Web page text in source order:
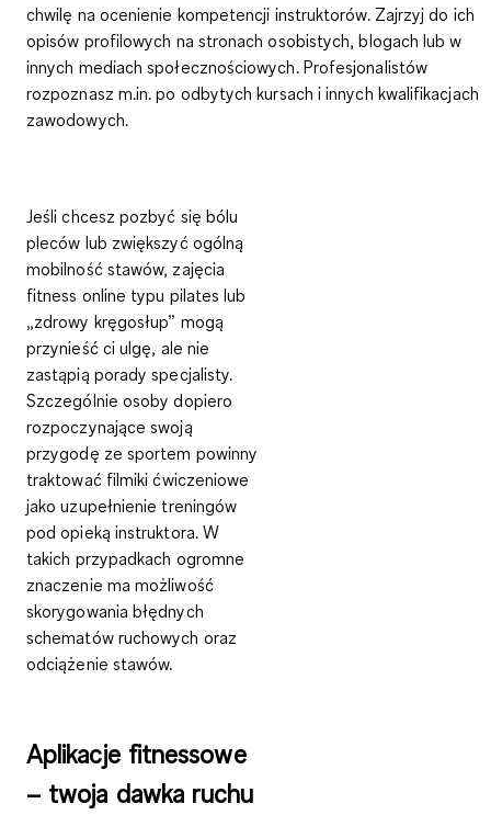
chwilę na ocenienie kompetencji instruktorów. Zajrzyj do ich
opisów profilowych na stronach osobistych, blogach lub w
innych mediach społecznościowych. Profesjonalistów
rozpoznasz m.in. po odbytych kursach i innych kwalifikacjach
zawodowych.
Jeśli chcesz pozbyć się bólu
pleców lub zwiększyć ogólną
mobilność stawów, zajęcia
fitness online typu pilates lub
„zdrowy kręgosłup” mogą
przynieść ci ulgę, ale nie
zastąpią porady specjalisty.
Szczególnie osoby dopiero
rozpoczynające swoją
przygodę ze sportem powinny
traktować filmiki ćwiczeniowe
jakouzupełnienie treningów
pod opieką instruktora. W
takich przypadkach ogromne
znaczenie ma możliwość
skorygowania błędnych
schematów ruchowych oraz
odciążenie stawów.
Aplikacje fitnessowe
– twoja dawka ruchu